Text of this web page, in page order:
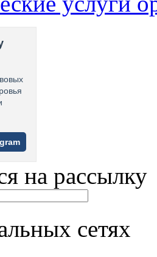
на рассылку
сетях